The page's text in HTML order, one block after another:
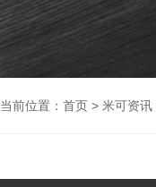
当前位置： 首页 > 米可资讯